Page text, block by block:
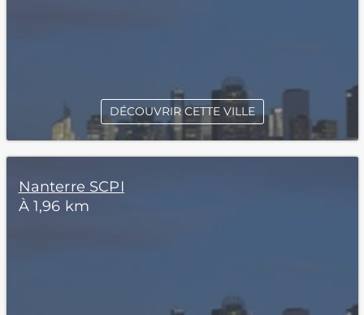
DÉCOUVRIR CETTE VILLE
Nanterre SCPI
À 1,96 km